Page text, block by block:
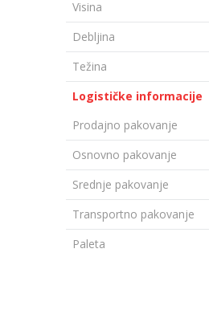
Visina
Debljina
Težina
Logističke informacije
Prodajno pakovanje
Osnovno pakovanje
Srednje pakovanje
Transportno pakovanje
Paleta